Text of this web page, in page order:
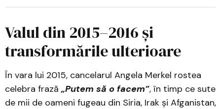
Valul din 2015–2016 și
transformările ulterioare
În vara lui 2015, cancelarul Angela Merkel rostea
celebra frază„Putem să o facem”, în timp ce sute
de mii de oameni fugeau din Siria, Irak și Afganistan,